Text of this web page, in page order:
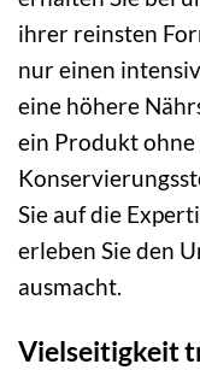
ihrer reinsten
nur einen
eine höhere
ein Produkt
Sie auf die
erleben Sie den
ausmacht.
Vielseitigkeit